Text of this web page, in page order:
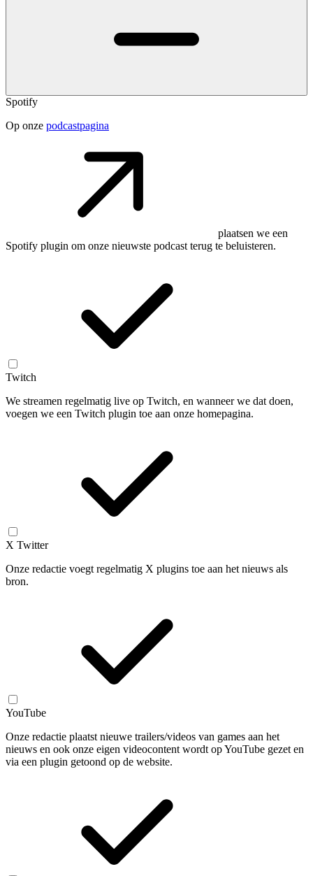
Spotify
Op onze podcastpagina
plaatsen we een
Spotify plugin om onze nieuwste podcast terug te beluisteren.
Twitch
We streamen regelmatig live op Twitch, en wanneer we dat doen,
voegen we een Twitch plugin toe aan onze homepagina.
X Twitter
Onze redactie voegt regelmatig X plugins toe aan het nieuws als
bron.
YouTube
Onze redactie plaatst nieuwe trailers/videos van games aan het
nieuws en ook onze eigen videocontent wordt op YouTube gezet en
via een plugin getoond op de website.